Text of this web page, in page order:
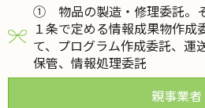
① 物品の製造・修理委託。
１条で定める情報成果物作成
て、プログラム作成委託、運
保管、情報処理委託
親事業者